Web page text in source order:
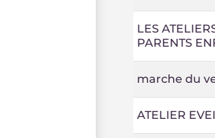
LES
PARENTS
marche du
ATELIER